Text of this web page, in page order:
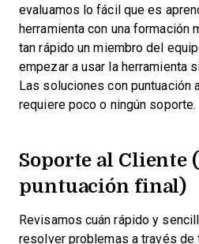
evaluamos lo fácil que es
herramienta con una formación
tan rápido un miembro del
empezar a usar la herramienta
Las soluciones con puntuación
requiere poco o ningún soporte.
Soporte al Cliente
puntuación final)
Revisamos cuán rápido y
resolver problemas a través de